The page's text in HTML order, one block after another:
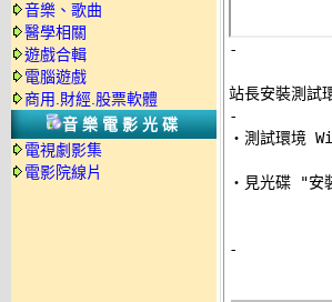
音樂、歌曲
醫學相關
遊戲合輯
電腦遊戲
商用.財經.股票軟體
音樂電影光碟
電視劇影集
電影院線片
-
站長安裝測試
-
‧測試環境
‧見光碟 "安
-